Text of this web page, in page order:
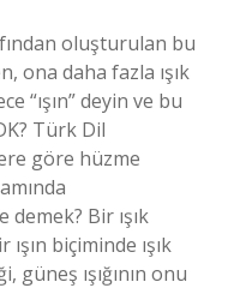
oluşturulan bu
ona daha fazla ışık
“ışın” deyin ve bu
Türk Dil
göre hüzme
demek? Bir ışık
biçiminde ışık
ışığının onu